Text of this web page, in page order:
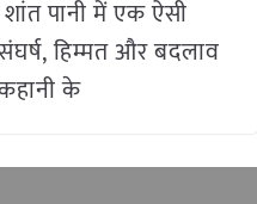
पानी में एक ऐसी
हिम्मत और बदलाव
के